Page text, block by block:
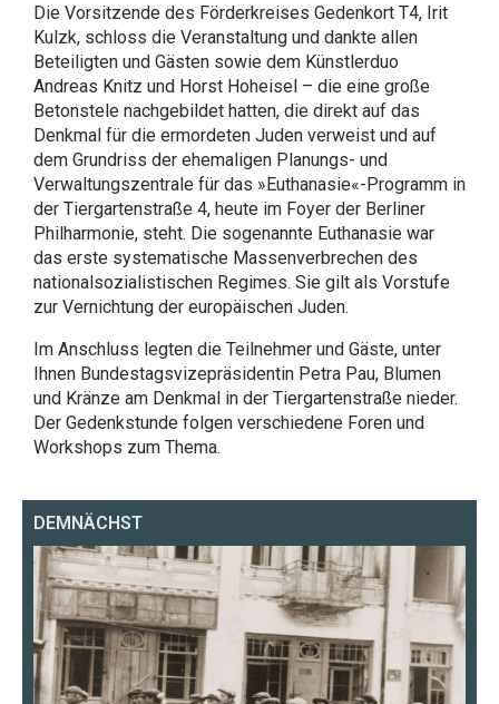
Die Vorsitzende des Förderkreises Gedenkort T4, Irit
Kulzk, schloss die Veranstaltung und dankte allen
Beteiligten und Gästen sowie dem Künstlerduo
Andreas Knitz und Horst Hoheisel – die eine große
Betonstele nachgebildet hatten, die direkt auf das
Denkmal für die ermordeten Juden verweist und auf
dem Grundriss der ehemaligen Planungs- und
Verwaltungszentrale für das »Euthanasie«-Programm in
der Tiergartenstraße 4, heute im Foyer der Berliner
Philharmonie, steht. Die sogenannte Euthanasie war
das erste systematische Massenverbrechen des
nationalsozialistischen Regimes. Sie gilt als Vorstufe
zur Vernichtung der europäischen Juden.
Im Anschluss legten die Teilnehmer und Gäste, unter
Ihnen Bundestagsvizepräsidentin Petra Pau, Blumen
und Kränze am Denkmal in der Tiergartenstraße nieder.
Der Gedenkstunde folgen verschiedene Foren und
Workshops zum Thema.
DEMNÄCHST